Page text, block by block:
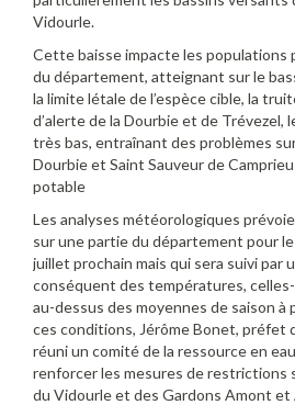
Vidourle.
Cette baisse impacte les populations
du département, atteignant sur le
la limite létale de l’espèce cible, la
d’alerte de la Dourbie et de Trévezel,
très bas, entraînant des problèmes
Dourbie et Saint Sauveur de Camprieu
potable
Les analyses météorologiques
sur une partie du département pour
juillet prochain mais qui sera suivi par
conséquent des températures,
au-dessus des moyennes de saison à
ces conditions, Jérôme Bonet, préfet
réuni un comité de la ressource en
renforcer les mesures de restrictions
du Vidourle et des Gardons Amont et